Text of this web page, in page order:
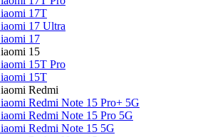
17T
17 Ultra
17
15
15T Pro
15T
Redmi
Redmi Note 15 Pro+ 5G
Redmi Note 15 Pro 5G
Redmi Note 15 5G